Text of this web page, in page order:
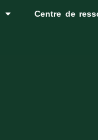
Centre de